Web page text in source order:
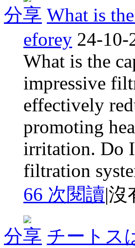
分享 What is
eforey 24-10-
What is the
impressive
effectively
promoting
irritation. Do
filtration
66 次閱讀|沒
分享 チートス